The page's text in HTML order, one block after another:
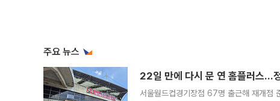
주요 뉴스
22일 만에 다시 문 연 홈플러스…
서울월드컵경기장점 67명 출근해 재개점